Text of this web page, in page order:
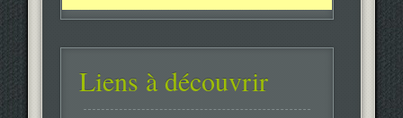
Liens à découvrir